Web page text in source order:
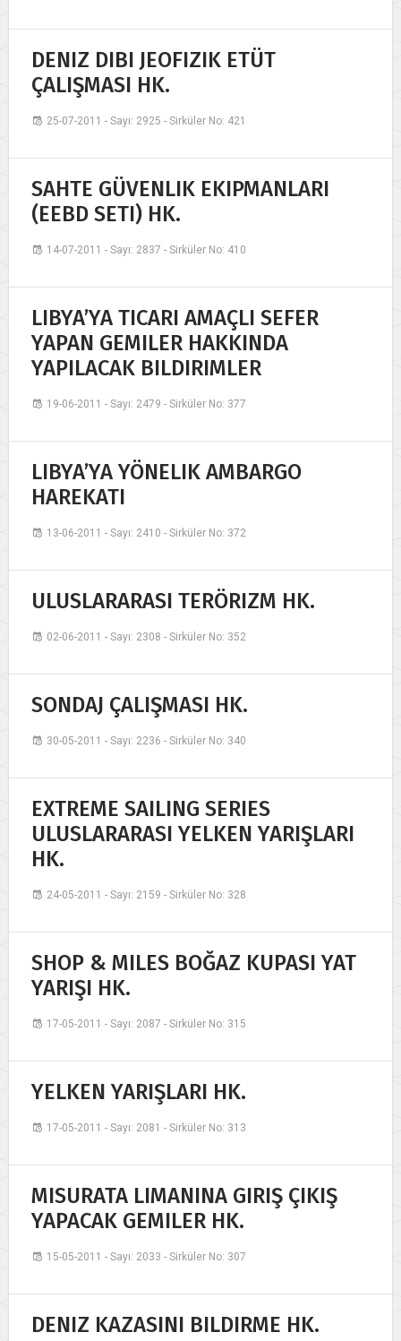
DENIZ DIBI JEOFIZIK ETÜT
ÇALIŞMASI HK.
25-07-2011 - Sayı: 2925 - Sirküler No: 421
SAHTE GÜVENLIK EKIPMANLARI
(EEBD SETI) HK.
14-07-2011 - Sayı: 2837 - Sirküler No: 410
LIBYA’YA TICARI AMAÇLI SEFER
YAPAN GEMILER HAKKINDA
YAPILACAK BILDIRIMLER
19-06-2011 - Sayı: 2479 - Sirküler No: 377
LIBYA’YA YÖNELIK AMBARGO
HAREKATI
13-06-2011 - Sayı: 2410 - Sirküler No: 372
ULUSLARARASI TERÖRIZM HK.
02-06-2011 - Sayı: 2308 - Sirküler No: 352
SONDAJ ÇALIŞMASI HK.
30-05-2011 - Sayı: 2236 - Sirküler No: 340
EXTREME SAILING SERIES
ULUSLARARASI YELKEN YARIŞLARI
HK.
24-05-2011 - Sayı: 2159 - Sirküler No: 328
SHOP & MILES BOĞAZ KUPASI YAT
YARIŞI HK.
17-05-2011 - Sayı: 2087 - Sirküler No: 315
YELKEN YARIŞLARI HK.
17-05-2011 - Sayı: 2081 - Sirküler No: 313
MISURATA LIMANINA GIRIŞ ÇIKIŞ
YAPACAK GEMILER HK.
15-05-2011 - Sayı: 2033 - Sirküler No: 307
DENIZ KAZASINI BILDIRME HK.